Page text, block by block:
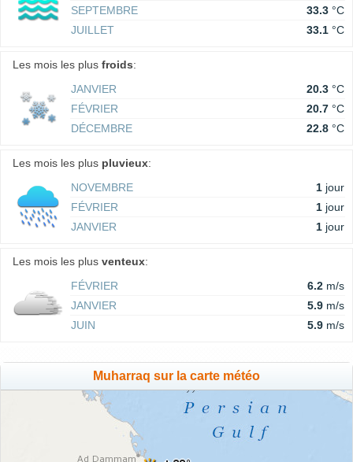
SEPTEMBRE 33.3 °C
JUILLET
33.1 °C
Les mois les plus froids:
JANVIER
20.3 °C
FÉVRIER
20.7 °C
DÉCEMBRE
22.8 °C
Les mois les plus pluvieux:
NOVEMBRE
1 jour
FÉVRIER
1 jour
JANVIER
1 jour
Les mois les plus venteux:
FÉVRIER
6.2 m/s
JANVIER
5.9 m/s
JUIN
5.9 m/s
Muharraq sur la carte météo